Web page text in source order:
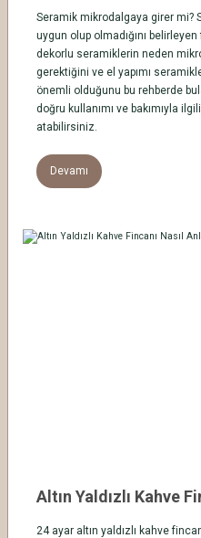
Seramik mikrodalgaya girer mi?
uygun olup olmadığını
dekorlu seramiklerin neden
gerektiğini ve el yapımı
önemli olduğunu bu rehberde
doğru kullanımı ve bakımıyla
atabilirsiniz.
Devamı
Altın Yaldızlı Kahve
24 ayar altın yaldızlı kahve